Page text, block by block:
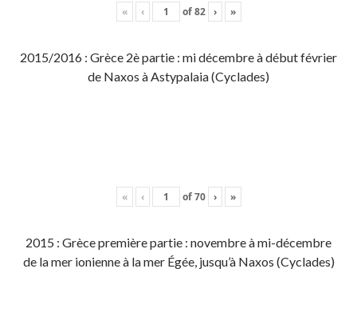
« ‹ of82 › »
2015/2016 : Grèce 2è partie : mi décembre à début février
de Naxos à Astypalaia (Cyclades)
« ‹ of70 › »
2015 : Grèce première partie : novembre à mi-décembre
de la mer ionienne à la mer Égée, jusqu’à Naxos (Cyclades)